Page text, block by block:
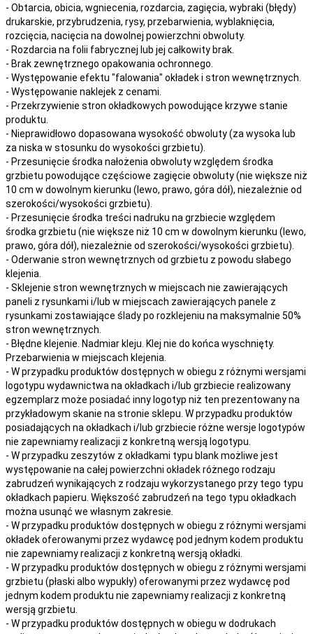
- Obtarcia, obicia, wgniecenia, rozdarcia, zagięcia, wybraki (błędy)
drukarskie, przybrudzenia, rysy, przebarwienia, wyblaknięcia,
rozcięcia, nacięcia na dowolnej powierzchni obwoluty.
- Rozdarcia na folii fabrycznej lub jej całkowity brak.
- Brak zewnętrznego opakowania ochronnego.
- Występowanie efektu "falowania" okładek i stron wewnętrznych.
- Występowanie naklejek z cenami.
- Przekrzywienie stron okładkowych powodujące krzywe stanie
produktu.
- Nieprawidłowo dopasowana wysokość obwoluty (za wysoka lub
za niska w stosunku do wysokości grzbietu).
- Przesunięcie środka nałożenia obwoluty względem środka
grzbietu powodujące częściowe zagięcie obwoluty (nie większe niż
10 cm w dowolnym kierunku (lewo, prawo, góra dół), niezależnie od
szerokości/wysokości grzbietu).
- Przesunięcie środka treści nadruku na grzbiecie względem
środka grzbietu (nie większe niż 10 cm w dowolnym kierunku (lewo,
prawo, góra dół), niezależnie od szerokości/wysokości grzbietu).
- Oderwanie stron wewnętrznych od grzbietu z powodu słabego
klejenia.
- Sklejenie stron wewnętrznych w miejscach nie zawierających
paneli z rysunkami i/lub w miejscach zawierających panele z
rysunkami zostawiające ślady po rozklejeniu na maksymalnie 50%
stron wewnętrznych.
- Błędne klejenie. Nadmiar kleju. Klej nie do końca wyschnięty.
Przebarwienia w miejscach klejenia.
- W przypadku produktów dostępnych w obiegu z różnymi wersjami
logotypu wydawnictwa na okładkach i/lub grzbiecie realizowany
egzemplarz może posiadać inny logotyp niż ten prezentowany na
przykładowym skanie na stronie sklepu. W przypadku produktów
posiadających na okładkach i/lub grzbiecie różne wersje logotypów
nie zapewniamy realizacji z konkretną wersją logotypu.
- W przypadku zeszytów z okładkami typu blank możliwe jest
występowanie na całej powierzchni okładek różnego rodzaju
zabrudzeń wynikających z rodzaju wykorzystanego przy tego typu
okładkach papieru. Większość zabrudzeń na tego typu okładkach
można usunąć we własnym zakresie.
- W przypadku produktów dostępnych w obiegu z różnymi wersjami
okładek oferowanymi przez wydawcę pod jednym kodem produktu
nie zapewniamy realizacji z konkretną wersją okładki.
- W przypadku produktów dostępnych w obiegu z różnymi wersjami
grzbietu (płaski albo wypukły) oferowanymi przez wydawcę pod
jednym kodem produktu nie zapewniamy realizacji z konkretną
wersją grzbietu.
- W przypadku produktów dostępnych w obiegu w dodrukach